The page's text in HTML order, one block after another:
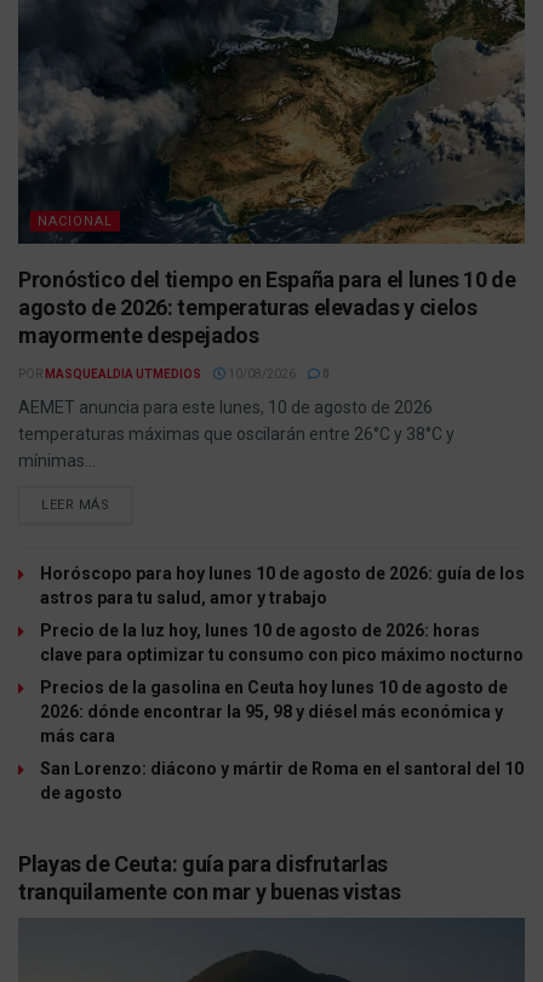
NACIONAL
Pronóstico del tiempo en España para el lunes 10 de
agosto de 2026: temperaturas elevadas y cielos
mayormente despejados
POR MASQUEALDIA UTMEDIOS 10/08/2026
AEMET anuncia para este lunes, 10 de agosto de 2026
temperaturas máximas que oscilarán entre 26°C y 38°C y
mínimas...
LEER MÁS
Horóscopo para hoy lunes 10 de agosto de 2026: guía de los
astros para tu salud, amor y trabajo
Precio de la luz hoy, lunes 10 de agosto de 2026: horas
clave para optimizar tu consumo con pico máximo nocturno
Precios de la gasolina en Ceuta hoy lunes 10 de agosto de
2026: dónde encontrar la 95, 98 y diésel más económica y
más cara
San Lorenzo: diácono y mártir de Roma en el santoral del 10
de agosto
Playas de Ceuta: guía para disfrutarlas
tranquilamente con mar y buenas vistas